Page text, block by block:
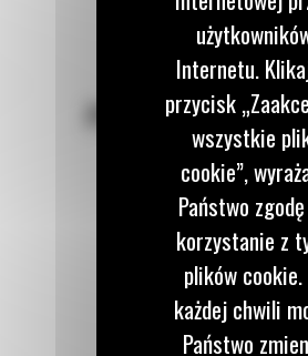
POZOSTAŃMY W
Zadzwoń do nas
122 100 122
Internetu.
przycisk
wszystkie
cookie”,
Państwo
korzystanie z
plików cookie.
każdej chwili
Państwo